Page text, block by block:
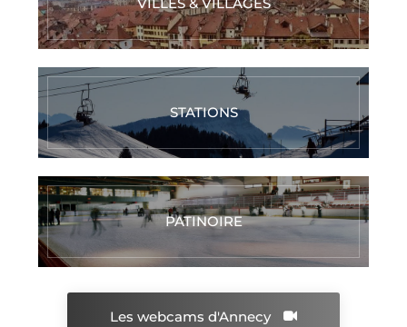
STATIONS
PATINOIRE
Les webcams d'Annecy